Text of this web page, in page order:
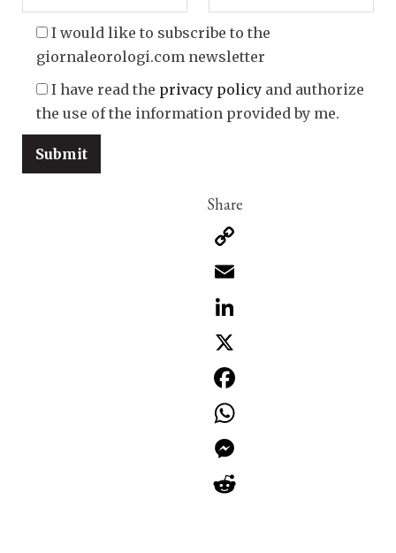
I would like to subscribe to the
giornaleorologi.com newsletter
I have read the privacy policy and authorize
the use of the information provided by me.